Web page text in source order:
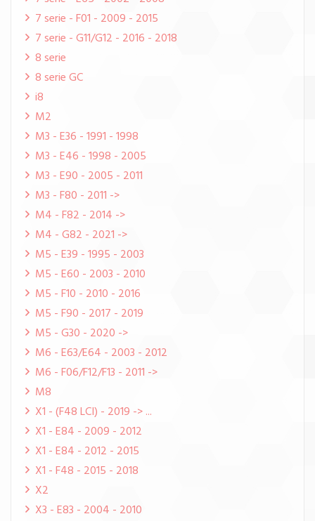
7 serie - F01 - 2009 - 2015
7 serie - G11/G12 - 2016 - 2018
8 serie
8 serie GC
i8
M2
M3 - E36 - 1991 - 1998
M3 - E46 - 1998 - 2005
M3 - E90 - 2005 - 2011
M3 - F80 - 2011 ->
M4 - F82 - 2014 ->
M4 - G82 - 2021 ->
M5 - E39 - 1995 - 2003
M5 - E60 - 2003 - 2010
M5 - F10 - 2010 - 2016
M5 - F90 - 2017 - 2019
M5 - G30 - 2020 ->
M6 - E63/E64 - 2003 - 2012
M6 - F06/F12/F13 - 2011 ->
M8
X1 - (F48 LCI) - 2019 -> ...
X1 - E84 - 2009 - 2012
X1 - E84 - 2012 - 2015
X1 - F48 - 2015 - 2018
X2
X3 - E83 - 2004 - 2010